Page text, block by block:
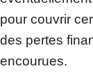
pour couvrir
des pertes
encourues.